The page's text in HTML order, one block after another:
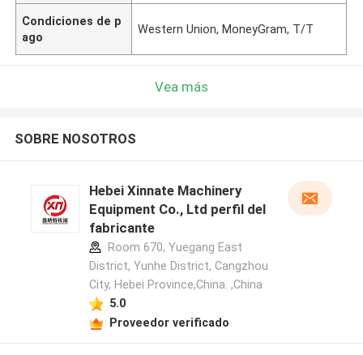
Condiciones de p
ago
Western Union, MoneyGram, T/T
Vea más
SOBRE NOSOTROS
Hebei Xinnate Machinery
Equipment Co., Ltd perfil del
fabricante
Room 670, Yuegang East
District, Yunhe District, Cangzhou
City, Hebei Province,China. ,China
5.0
Proveedor verificado